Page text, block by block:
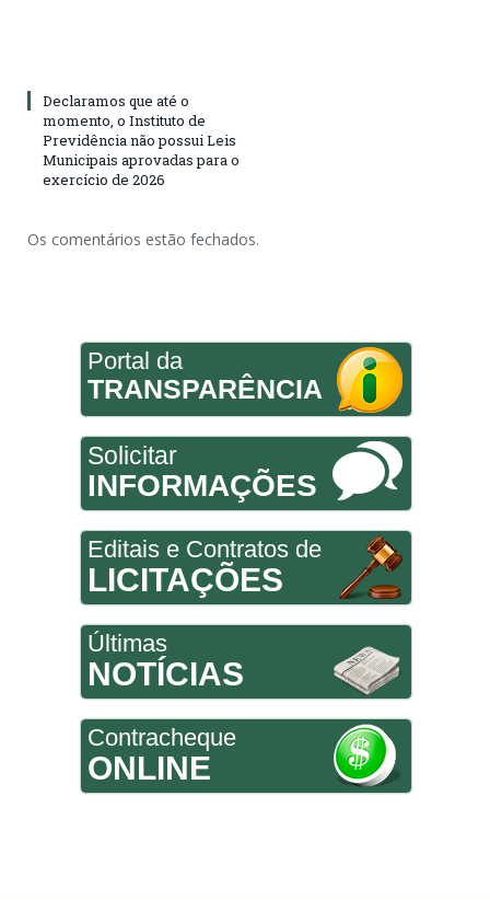
Declaramos que até o
momento, o Instituto de
Previdência não possui Leis
Municipais aprovadas para o
exercício de 2026
Os comentários estão fechados.
Portal da
TRANSPARÊNCIA
Solicitar
INFORMAÇÕES
Editais e Contratos de
LICITAÇÕES
Últimas
NOTÍCIAS
Contracheque
ONLINE